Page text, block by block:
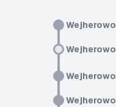
Wejherowo
Wejherowo
Wejherowo
Wejherowo